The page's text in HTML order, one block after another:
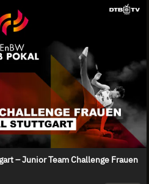
– Junior Team Challenge Frauen